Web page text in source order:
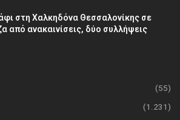
στη Χαλκηδόνα Θεσσαλονίκης σε
από ανακαινίσεις, δύο συλλήψεις
(55)
(1.231)